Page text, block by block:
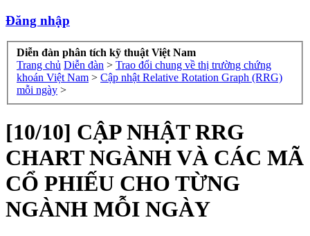
Đăng nhập
Diễn đàn phân tích kỹ thuật Việt Nam
Trang chủ Diễn đàn > Trao đổi chung về thị trường chứng
khoán Việt Nam > Cập nhật Relative Rotation Graph (RRG)
mỗi ngày >
[10/10] CẬP NHẬT RRG
CHART NGÀNH VÀ CÁC MÃ
CỔ PHIẾU CHO TỪNG
NGÀNH MỖI NGÀY